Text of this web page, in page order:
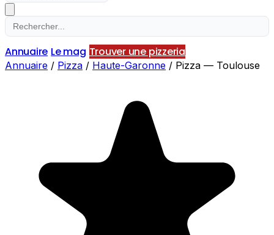
Annuaire Le mag Trouver une pizzeria
Annuaire / Pizza / Haute-Garonne / Pizza — Toulouse